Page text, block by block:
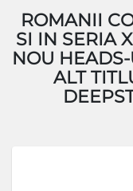
ROMANII
SI IN SERIA
NOU
ALT